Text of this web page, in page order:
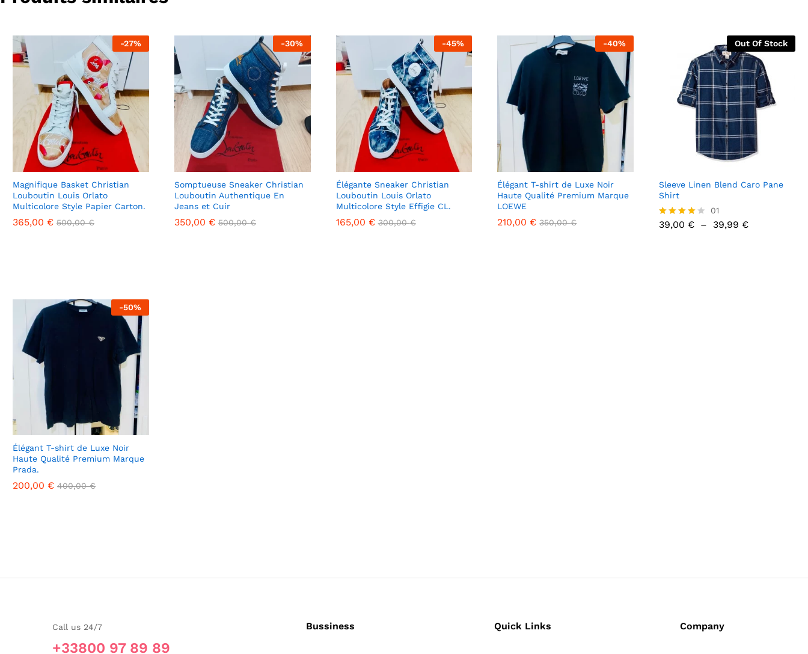
-27%
Magnifique Basket Christian
Louboutin Louis Orlato
Multicolore Style Papier Carton.
365,00 € 500,00€
365,00 € 500,00€
-30%
Somptueuse Sneaker Christian
Louboutin Authentique En
Jeans et Cuir
350,00 € 500,00€
350,00 € 500,00€
-45%
Élégante Sneaker Christian
Louboutin Louis Orlato
Multicolore Style Effigie CL.
165,00 € 300,00€
165,00 € 300,00€
-40%
Élégant T-shirt de Luxe Noir
Haute Qualité Premium Marque
LOEWE
210,00 € 350,00€
210,00 € 350,00€
Out Of Stock
Sleeve Linen Blend Caro Pane
Shirt
Note
01
39,00 € – 39,99 €Plage
39,00€ 39,99
-50%
Élégant T-shirt de Luxe Noir
Haute Qualité Premium Marque
Prada.
200,00 € 400,00€
200,00 € 400,00€
Call us 24/7
+33800 97 89 89
Bussiness Quick Links Company